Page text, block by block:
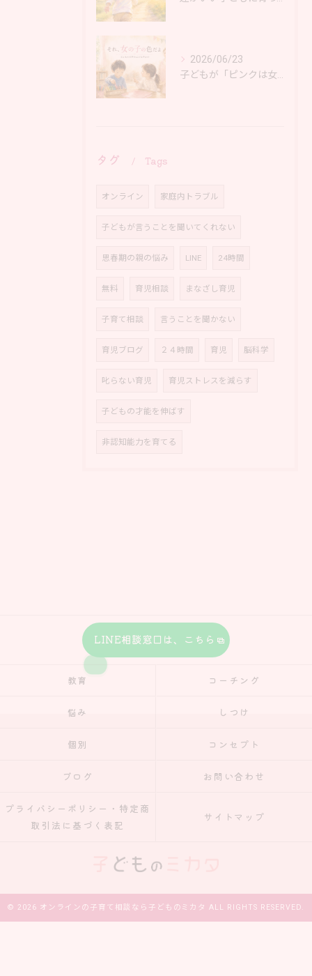
2026/06/23
タグ Tags
オンライン 家庭内トラブル
子どもが言うことを聞いてくれない
思春期の親の悩み LINE 24時間
無料 育児相談 まなざし育児
子育て相談 言うことを聞かない
育児ブログ ２４時間 育児 脳科学
叱らない育児 育児ストレスを減らす
子どもの才能を伸ばす
非認知能力を育てる
LINE相談窓口は、こちら
教育 コーチング
悩み しつけ
個別 コンセプト
ブログ お問い合わせ
プライバシーポリシー・特定商
取引法に基づく表記
サイトマップ
© 2026 オンラインの子育て相談なら子どものミカタ ALL RIGHTS RESERVED.